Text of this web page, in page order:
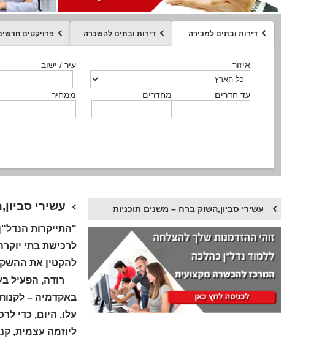
דירות ובתים למכירה דירות ובתים להשכרה פרויקטים
איזור
מחדרים עד חדרים
עיר / ישוב
ממחיר
איזור
מחדרים עד חדרים
עיר / ישוב
ממחיר
איזור
מחדרים עד חדרים
עיר / ישוב
ממחיר
איזור
סוג הנכס
עיר / ישוב
ממחיר
סוג הנכס ממחיר איזור
מחדרים עד חדרים
עיר / ישוב
מקומה
איזור
סוג הנכס
עיר / ישוב
ממחיר
עשירי
לרכישת בתי
להקטין את
רודה, הפעיל
עשירי סביון,השוק ברח – משנים תוכניות